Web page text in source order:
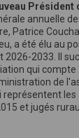
Président
annuelle
Patrice
a été élu au
2026-2033. Il
qui
de
représentent
et jugés